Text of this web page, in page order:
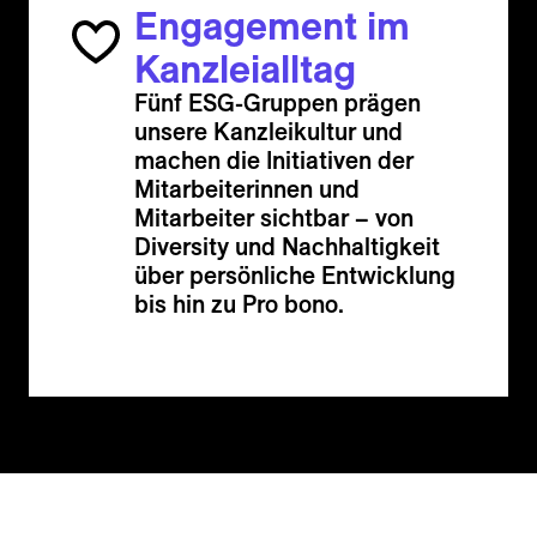
Engagement im
Kanzleialltag
Fünf ESG-Gruppen prägen
unsere Kanzleikultur und
machen die Initiativen der
Mitarbeiterinnen und
Mitarbeiter sichtbar – von
Diversity und Nachhaltigkeit
über persönliche Entwicklung
bis hin zu Pro bono.